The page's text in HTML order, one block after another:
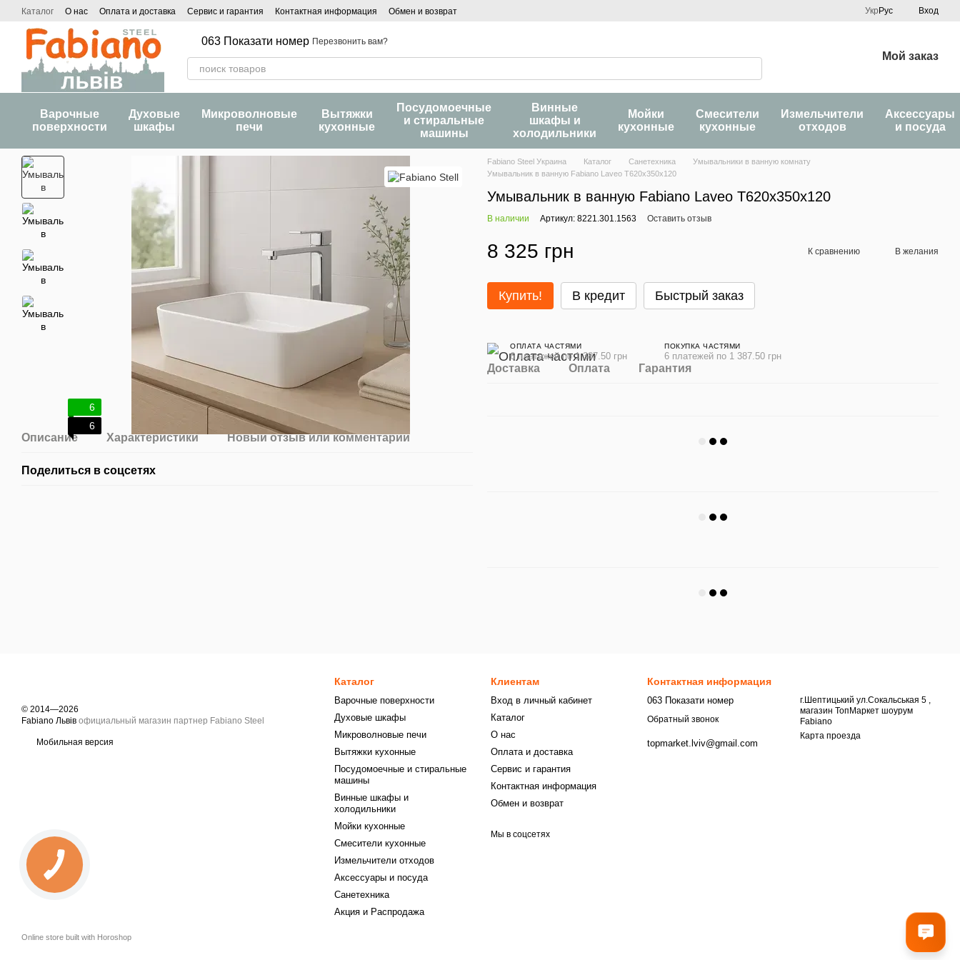
Перейти к основному контенту
Каталог О нас Оплата и доставка Сервис и гарантия Контактная информация Обмен и возврат Укр Рус Вход
063 Показати номер Перезвонить вам?
Мой заказ
Варочные
поверхности
Духовые
шкафы
Микроволновые
печи
Вытяжки
кухонные
Посудомоечные
и стиральные
машины
Винные
шкафы и
холодильники
Мойки
кухонные
Смесители
кухонные
Измельчители
отходов
Аксессуары
и посуда
6
6
Описание Характеристики Новый отзыв или комментарий
Поделиться в соцсетях
Fabiano Steel Украина Каталог Санетехника
Умывальники в ванную комнату
Умывальник в ванную Fabiano Laveo T620x350x120
Умывальник в ванную Fabiano Laveo T620x350x120
В наличии Артикул: 8221.301.1563 Оставить отзыв
8 325 грн К сравнению В желания
Купить! В кредит Быстрый заказ
ОПЛАТА ЧАСТЯМИ
6 платежей по 1 387.50 грн
ПОКУПКА ЧАСТЯМИ
6 платежей по 1 387.50 грн
Доставка Оплата Гарантия
© 2014—2026
Fabiano Львів официальный магазин партнер Fabiano Steel
Мобильная версия
Online store built with Horoshop
Каталог
Варочные поверхности
Духовые шкафы
Микроволновые печи
Вытяжки кухонные
Посудомоечные и стиральные
машины
Винные шкафы и
холодильники
Мойки кухонные
Смесители кухонные
Измельчители отходов
Аксессуары и посуда
Санетехника
Акция и Распродажа
Клиентам
Вход в личный кабинет
Каталог
О нас
Оплата и доставка
Сервис и гарантия
Контактная информация
Обмен и возврат
Мы в соцсетях
Контактная информация
063 Показати номер
Обратный звонок
topmarket.lviv@gmail.com
г.Шептицький ул.Сокальськая 5 ,
магазин ТопМаркет шоурум
Fabiano
Карта проезда